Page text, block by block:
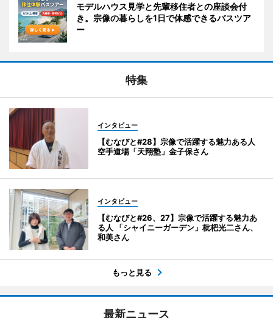
モデルハウス見学と先輩移住者との座談会付
き。宗像の暮らしを1日で体感できるバスツア
ー
特集
インタビュー
【むなびと#28】宗像で活躍する魅力ある人
空手道場「天翔塾」金子保さん
インタビュー
【むなびと#26、27】宗像で活躍する魅力あ
る人 「シャイニーガーデン」枇杷光二さん、
和美さん
もっと見る
最新ニュース